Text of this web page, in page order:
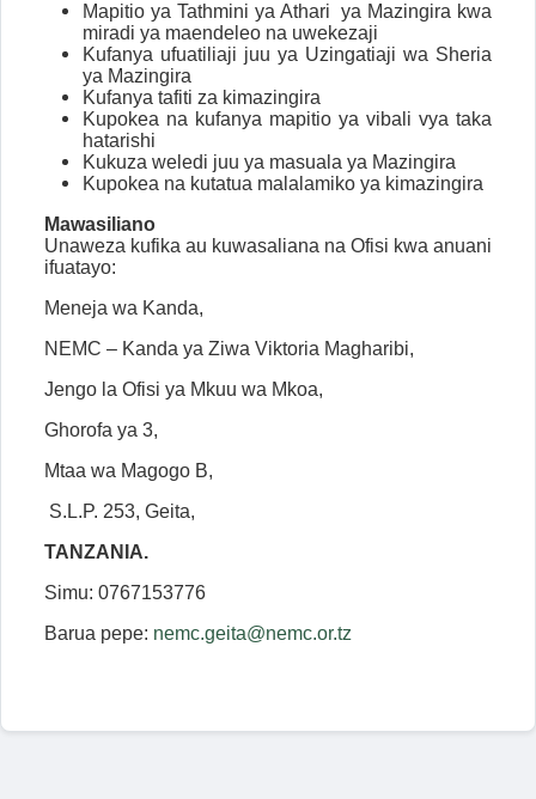
Mapitio ya Tathmini ya Athari ya Mazingira kwa
miradi ya maendeleo na uwekezaji
Kufanya ufuatiliaji juu ya Uzingatiaji wa Sheria
ya Mazingira
Kufanya tafiti za kimazingira
Kupokea na kufanya mapitio ya vibali vya taka
hatarishi
Kukuza weledi juu ya masuala ya Mazingira
Kupokea na kutatua malalamiko ya kimazingira
Mawasiliano
Unaweza kufika au kuwasaliana na Ofisi kwa anuani
ifuatayo:
Meneja wa Kanda,
NEMC – Kanda ya Ziwa Viktoria Magharibi,
Jengo la Ofisi ya Mkuu wa Mkoa,
Ghorofa ya 3,
Mtaa wa Magogo B,
S.L.P. 253, Geita,
TANZANIA.
Simu: 0767153776
Barua pepe: nemc.geita@nemc.or.tz